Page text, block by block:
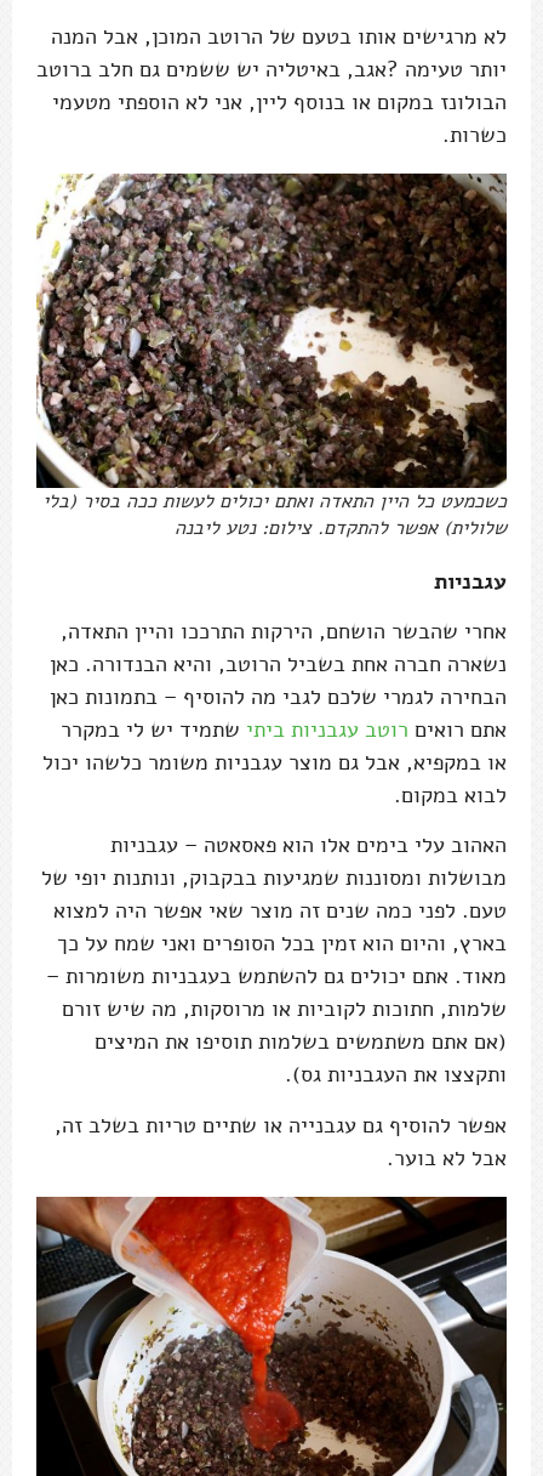
לא מרגישים אותו בטעם של הרוטב המוכן, אבל המנה
יותר טעימה ?אגב, באיטליה יש ששמים גם חלב ברוטב
הבולונז במקום או בנוסף ליין, אני לא הוספתי מטעמי
כשרות.
כשכמעט כל היין התאדה ואתם יכולים לעשות ככה בסיר (בלי
שלולית) אפשר להתקדם. צילום: נטע ליבנה
עגבניות
אחרי שהבשר הושחם, הירקות התרככו והיין התאדה,
נשארה חברה אחת בשביל הרוטב, והיא הבנדורה. כאן
הבחירה לגמרי שלכם לגבי מה להוסיף – בתמונות כאן
אתם רואים רוטב עגבניות ביתי שתמיד יש לי במקרר
או במקפיא, אבל גם מוצר עגבניות משומר כלשהו יכול
לבוא במקום.
האהוב עלי בימים אלו הוא פאסאטה – עגבניות
מבושלות ומסוננות שמגיעות בבקבוק, ונותנות יופי של
טעם. לפני כמה שנים זה מוצר שאי אפשר היה למצוא
בארץ, והיום הוא זמין בכל הסופרים ואני שמח על כך
מאוד. אתם יכולים גם להשתמש בעגבניות משומרות –
שלמות, חתוכות לקוביות או מרוסקות, מה שיש זורם
(אם אתם משתמשים בשלמות תוסיפו את המיצים
ותקצצו את העגבניות גס).
אפשר להוסיף גם עגבנייה או שתיים טריות בשלב זה,
אבל לא בוער.